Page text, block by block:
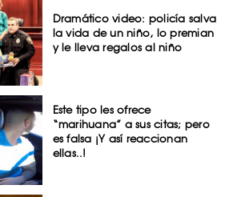
Dramático video: policía salva
la vida de un niño, lo premian
y le lleva regalos al niño
Este tipo les ofrece
“marihuana” a sus citas; pero
es falsa ¡Y así reaccionan
ellas..!